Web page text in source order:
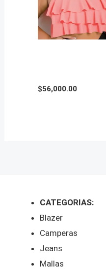
$56,000.00
CATEGORIAS:
Blazer
Camperas
Jeans
Mallas